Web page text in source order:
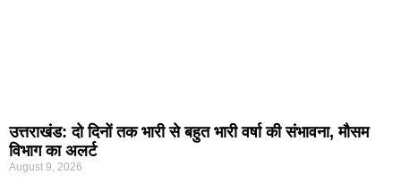
उत्तराखंड: दो दिनों तक भारी से बहुत भारी वर्षा की संभावना, मौसम
विभाग का अलर्ट
August 9, 2026